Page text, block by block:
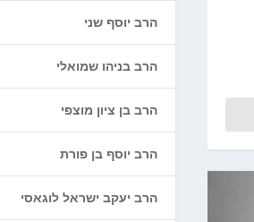
הרב יוסף שני
הרב בניהו שמואלי
הרב בן ציון מוצפי
הרב יוסף בן פורת
הרב יעקב ישראל לוגאסי